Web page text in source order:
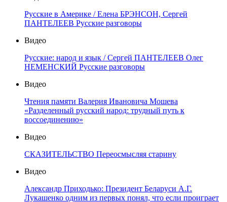
Русские в Америке / Елена БРЭНСОН, Сергей
ПАНТЕЛЕЕВ Русские разговоры
Видео
Русские: народ и язык / Сергей ПАНТЕЛЕЕВ Олег
НЕМЕНСКИЙ Русские разговоры
Видео
Чтения памяти Валерия Ивановича Мошева
«Разделенный русский народ: трудный путь к
воссоединению»
Видео
СКАЗИТЕЛЬСТВО Переосмысляя старину
Видео
Александр Приходько: Президент Беларуси А.Г.
Лукашенко одним из первых понял, что если проиграет